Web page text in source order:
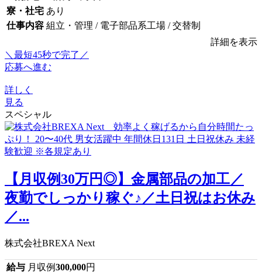
寮・社宅 あり
仕事内容 組立・管理 / 電子部品系工場 / 交替制
詳細を表示
＼最短45秒で完了／
応募へ進む
詳しく
見る
スペシャル
【月収例30万円◎】金属部品の加工／
夜勤でしっかり稼ぐ♪／土日祝はお休み
／...
株式会社BREXA Next
給与 月収例300,000円